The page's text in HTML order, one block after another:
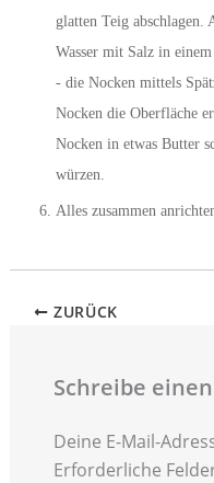
glatten Teig abschlagen.
Wasser mit Salz in
- die Nocken mittels
Nocken die Oberfläche
Nocken in etwas Butter
würzen.
Alles zusammen
ZURÜCK
Schreibe
Deine E-Mail-
Erforderliche